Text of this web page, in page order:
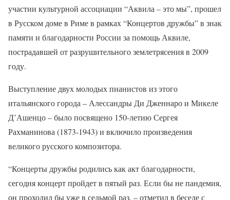
участии культурной ассоциации “Аквила – это мы”, прошел
в Русском доме в Риме в рамках “Концертов дружбы” в знак
памяти и благодарности России за помощь Аквиле,
пострадавшей от разрушительного землетрясения в 2009
году.
Выступление двух молодых пианистов из этого
итальянского города – Алессандры Ди Дженнаро и Микеле
Д’Ашенцо – было посвящено 150-летию Сергея
Рахманинова (1873-1943) и включило произведения
великого русского композитора.
“Концерты дружбы родились как акт благодарности,
сегодня концерт пройдет в пятый раз. Если бы не пандемия,
он проходил бы уже в седьмой раз, – отметил в беседе с